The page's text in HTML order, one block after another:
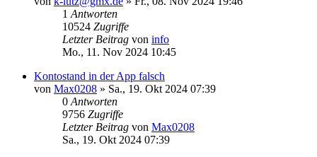
1 Antworten
10524 Zugriffe
Letzter Beitrag von info
Mo., 11. Nov 2024 10:45
Kontostand in der App falsch
von Max0208 » Sa., 19. Okt 2024 07:39
0 Antworten
9756 Zugriffe
Letzter Beitrag von Max0208
Sa., 19. Okt 2024 07:39